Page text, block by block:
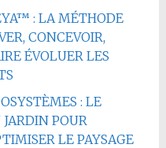
: LA MÉTHODE
CONCEVOIR,
ÉVOLUER LES
: LE
POUR
LE PAYSAGE